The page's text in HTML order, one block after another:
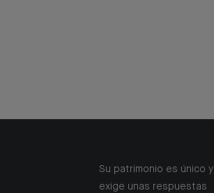
Su patrimonio es único y
exige unas respuestas